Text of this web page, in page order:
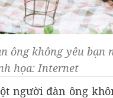
ông không yêu bạn
họa: Internet
người đàn ông